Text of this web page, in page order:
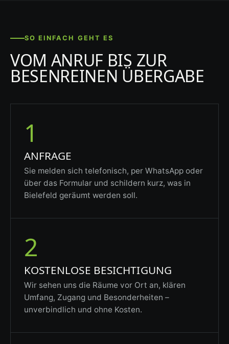
SO EINFACH GEHT ES
VOM ANRUF BIS ZUR
BESENREINEN ÜBERGABE
1
ANFRAGE
Sie melden sich telefonisch, per WhatsApp oder
über das Formular und schildern kurz, was in
Bielefeld geräumt werden soll.
2
KOSTENLOSE BESICHTIGUNG
Wir sehen uns die Räume vor Ort an, klären
Umfang, Zugang und Besonderheiten –
unverbindlich und ohne Kosten.